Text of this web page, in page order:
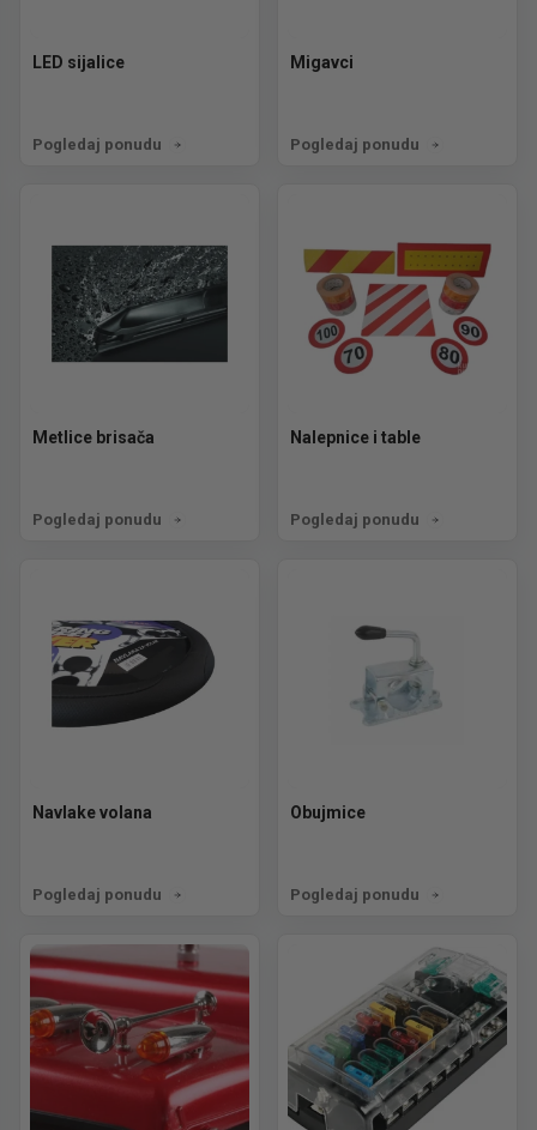
LED sijalice
Pogledaj ponudu
Migavci
Pogledaj ponudu
Metlice brisača
Pogledaj ponudu
Nalepnice i table
Pogledaj ponudu
Navlake volana
Pogledaj ponudu
Obujmice
Pogledaj ponudu